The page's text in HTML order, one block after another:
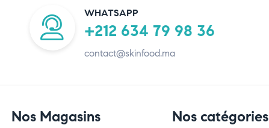
WHATSAPP
+212 634 79 98 36
contact@skinfood.ma
Nos Magasins Nos catégories